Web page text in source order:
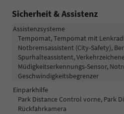
Sicherheit & Assistenz
Assistenzsysteme
Tempomat, Tempomat mit
Notbremsassistent (City-Safety),
Spurhalteassistent,
Müdigkeitserkennungs-Sensor,
Geschwindigkeitsbegrenzer
Einparkhilfe
Park Distance Control vorne, Park
Rückfahrkamera